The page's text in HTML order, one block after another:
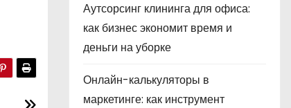
Аутсорсинг клининга для офиса:
как бизнес экономит время и
деньги на уборке
Онлайн-калькуляторы в
маркетинге: как инструмент